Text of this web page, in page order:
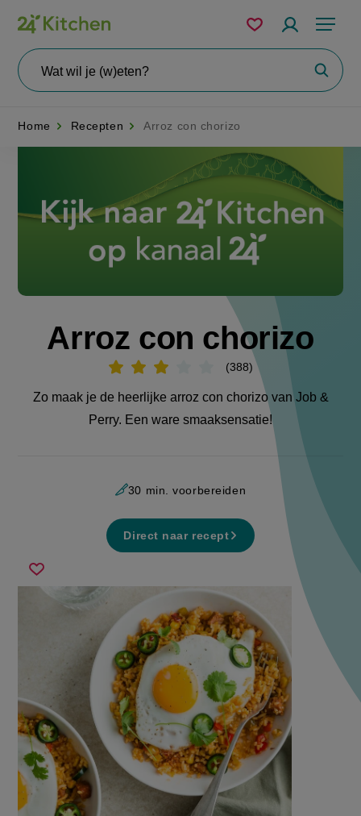
Overslaan
en
naar
de
Menu
wil
Mijn
bewaarde
Home Recepten Arroz con chorizo
Arroz con chorizo
388
'Arroz
con
Zo maak je de heerlijke arroz con chorizo van Job &
Perry. Een ware smaaksensatie!
30 min. voorbereiden
Direct naar recept
Sla
recept
arroz
con
chorizo